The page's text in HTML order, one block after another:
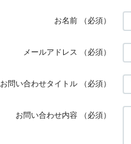
お名前 （必須）
メールアドレス （必須）
お問い合わせタイトル （必須）
お問い合わせ内容 （必須）